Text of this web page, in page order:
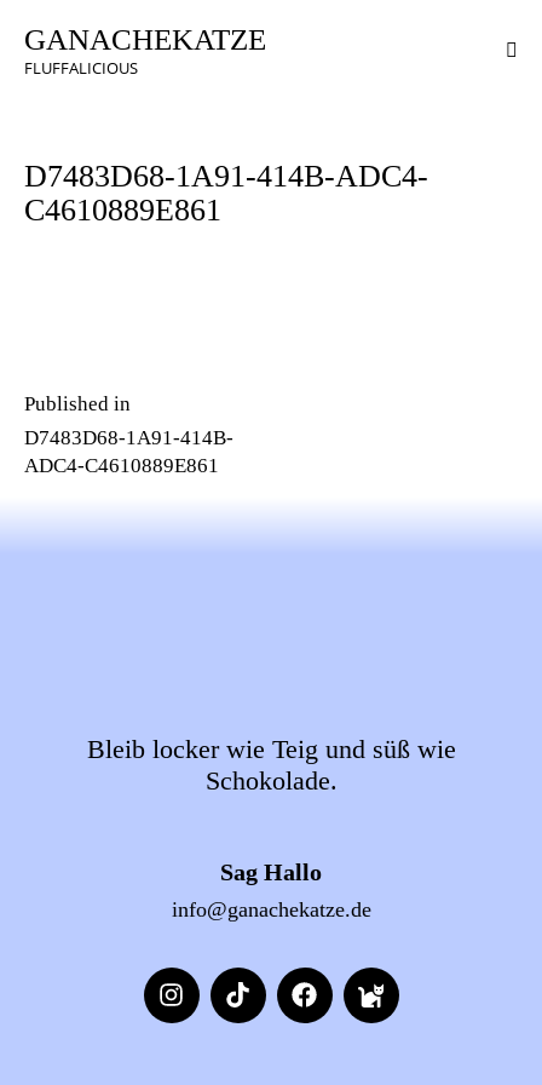
GANACHEKATZE
FLUFFALICIOUS
D7483D68-1A91-414B-ADC4-
C4610889E861
Published in
D7483D68-1A91-414B-
ADC4-C4610889E861
Bleib locker wie Teig und süß wie
Schokolade.
Sag Hallo
info@ganachekatze.de